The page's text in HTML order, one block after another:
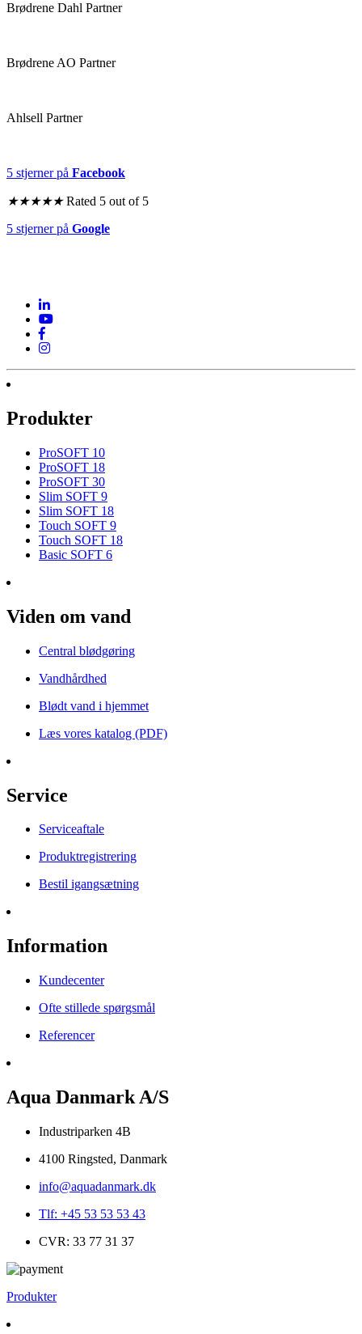
Brødrene Dahl Partner
Brødrene AO Partner
Ahlsell Partner
5 stjerner på Facebook
★★★★★ Rated 5 out of 5
5 stjerner på Google
Produkter
ProSOFT 10
ProSOFT 18
ProSOFT 30
Slim SOFT 9
Slim SOFT 18
Touch SOFT 9
Touch SOFT 18
Basic SOFT 6
Viden om vand
Central blødgøring
Vandhårdhed
Blødt vand i hjemmet
Læs vores katalog (PDF)
Service
Serviceaftale
Produktregistrering
Bestil igangsætning
Information
Kundecenter
Ofte stillede spørgsmål
Referencer
Aqua Danmark A/S
Industriparken 4B
4100 Ringsted, Danmark
info@aquadanmark.dk
Tlf: +45 53 53 53 43
CVR: 33 77 31 37
Produkter